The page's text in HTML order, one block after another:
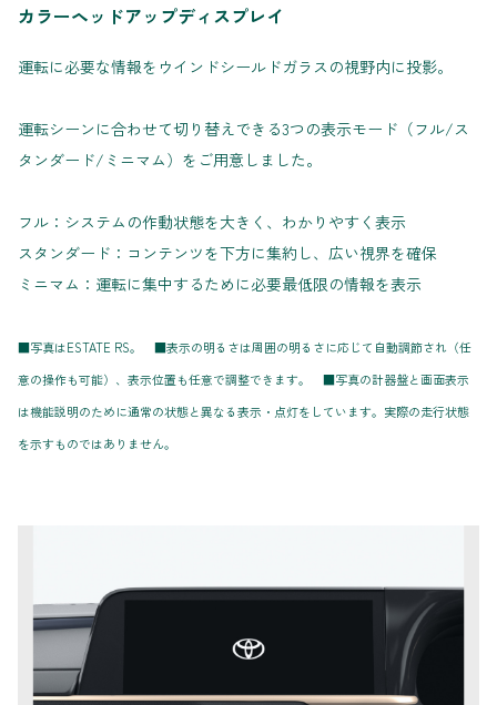
カラーヘッドアップディスプレイ
運転に必要な情報をウインドシールドガラスの視野内に投影。
運転シーンに合わせて切り替えできる3つの表示モード（フル/ス
タンダード/ミニマム）をご用意しました。
フル：システムの作動状態を大きく、わかりやすく表示
スタンダード：コンテンツを下方に集約し、広い視界を確保
ミニマム：運転に集中するために必要最低限の情報を表示
■写真はESTATE RS。 ■表示の明るさは周囲の明るさに応じて自動調節され（任
意の操作も可能）、表示位置も任意で調整できます。 ■写真の計器盤と画面表示
は機能説明のために通常の状態と異なる表示・点灯をしています。実際の走行状態
を示すものではありません。